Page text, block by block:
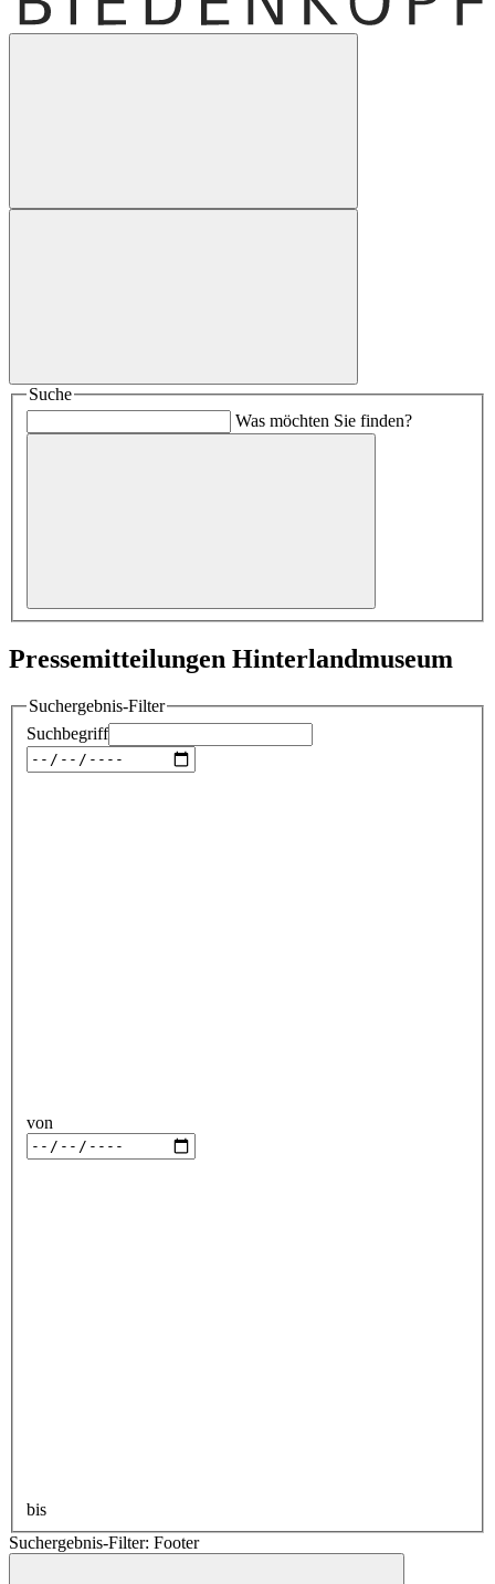
Suche
Was möchten Sie finden?
Pressemitteilungen Hinterlandmuseum
Suchergebnis-Filter
Suchbegriff
von
bis
Suchergebnis-Filter: Footer